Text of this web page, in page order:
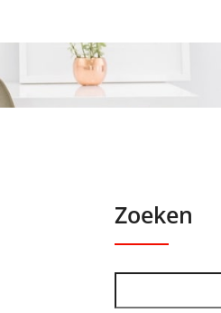
Zoeken